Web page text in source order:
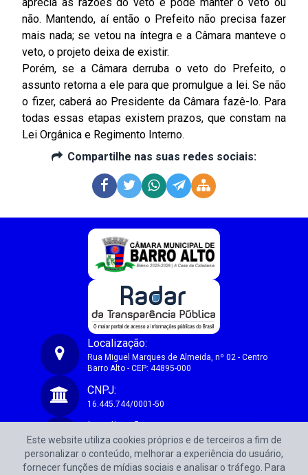
não. Mantendo, aí então o Prefeito não precisa fazer
mais nada; se vetou na íntegra e a Câmara manteve o
veto, o projeto deixa de existir.
Porém, se a Câmara derruba o veto do Prefeito, o
assunto retorna a ele para que promulgue a lei. Se não
o fizer, caberá ao Presidente da Câmara fazê-lo. Para
todas essas etapas existem prazos, que constam na
Lei Orgânica e Regimento Interno.
Compartilhe nas suas redes sociais:
Câmara Municipal de Vereadores de Barro Alto-BA
Localização:
Rua Miguel Marques de Almeida, nº 02 - Centro
Barro Alto - CEP: 44895-000
CNPJ:
16.445.744/0001-50
Localização:
Rua Miguel Marques de Almeida, nº 02 - Centro
Barro Alto - CEP: 44895-000
Este website utiliza cookies próprios e de terceiros a fim de
personalizar o conteúdo, melhorar a experiência do usuário,
fornecer funções de mídias sociais e analisar o tráfego. Para